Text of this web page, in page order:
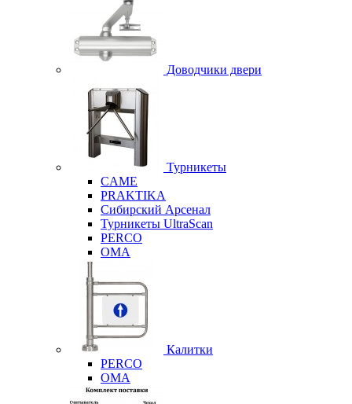
Доводчики двери
Турникеты
CAME
PRAKTIKA
Сибирский Арсенал
Турникеты UltraScan
PERCO
OMA
Калитки
PERCO
OMA